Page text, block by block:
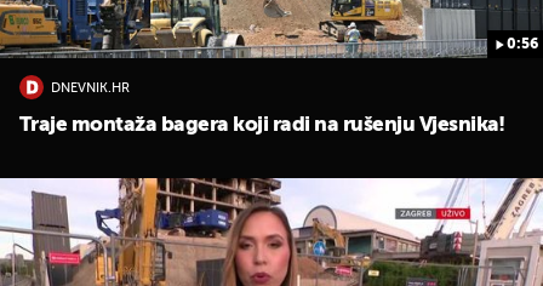
0:56
DNEVNIK.HR
Traje montaža bagera koji radi na rušenju Vjesnika!